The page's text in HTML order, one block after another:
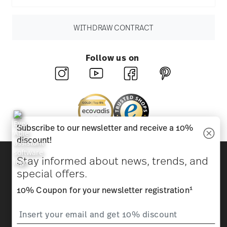
WITHDRAW CONTRACT
Follow us on
Beauty & functionality for your home
Homepage General terms and conditions
Privacy
Subscribe to our newsletter and receive a 10%
discount!
Stay informed about news, trends, and
special offers.
10% Coupon for your newsletter registration1